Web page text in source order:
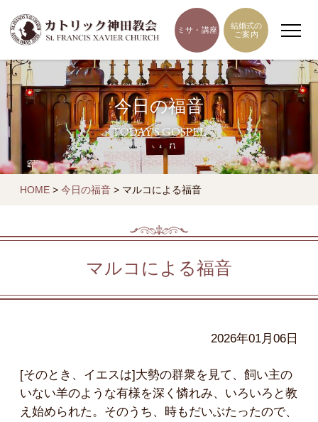
ミサ・講座
結婚式の
ご案内
今日の福音
TODAY'S GOSPEL
HOME > 今日の福音 > マルコによる福音
マルコによる福音
2026年01月06日
[そのとき、イエスは]大勢の群衆を見て、飼い主の
いない羊のような有様を深く憐れみ、いろいろと教
え始められた。そのうち、時もだいぶたったので、